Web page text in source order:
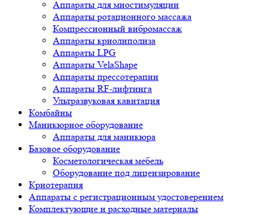
Аппараты для миостимуляции
Аппараты ротационного массажа
Компрессионный вибромассаж
Аппараты криолиполиза
Аппараты LPG
Аппараты VelaShape
Аппараты прессотерапии
Аппараты RF-лифтинга
Ультразвуковая кавитация
Комбайны
Маникюрное оборудование
Аппараты для маникюра
Базовое оборудование
Косметологическая мебель
Оборудование под лицензирование
Криотерапия
Аппараты c регистрационным удостоверением
Комплектующие и расходные материалы